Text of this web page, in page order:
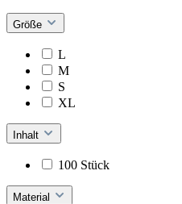
Größe
L
M
S
XL
Inhalt
100 Stück
Material